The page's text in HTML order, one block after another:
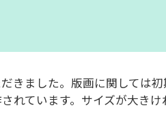
きました。版画に関しては
れています。サイズが大き